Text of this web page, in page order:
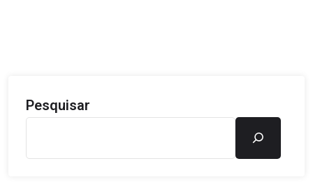
Pesquisar